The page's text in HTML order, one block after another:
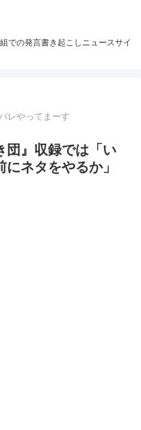
での発言書き起こしニュースサイ
レやってまーす
団』収録では「い
ネタをやるか」